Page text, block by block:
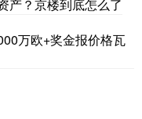
产？京楼到底怎么了
万欧+奖金报价格瓦